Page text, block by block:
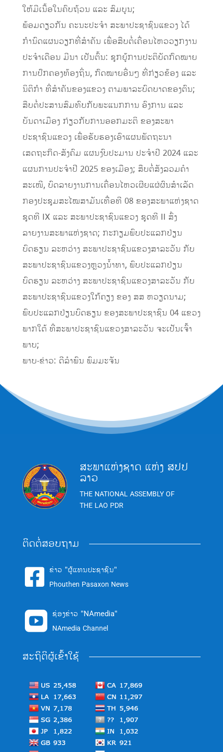
ໃຫ້ມີເນື້ອໃນຄົບຖ້ວນ ແລະ ສົມບູນ;
ພ້ອມດຽວກັນ ຄະນະປະຈໍາ ສະພາປະຊາຊົນແຂວງ ໄດ້
ກຳນົດແຜນວຽກທີ່ສຳຄັນ ເພື່ອສືບຕໍ່ເຄື່ອນໄຫວວຽກງານ
ປະຈໍາເດືອນ ມີນາ ເປັນຕົ້ນ: ຊຸກຍູ້ການປະຕິບັດກົດໝາຍ
ການປົກຄອງທ້ອງຖິ່ນ, ກົດໝາຍອື່ນໆ ທີ່ກ່ຽວຂ້ອງ ແລະ
ນິຕິກໍາ ທີ່ສໍາຄັນຂອງແຂວງ ຕາມພາລະບົດບາດຂອງຕົນ;
ສືບຕໍ່ປະສານສົມທົບກັບພະແນກການ ອົງການ ແລະ
ບັນດາເມືອງ ກ່ຽວກັບການອອກມະຕິ ຂອງສະພາ
ປະຊາຊົນແຂວງ ເພື່ອຮັບຮອງເອົາແຜນພັດຖະນາ
ເສດຖະກິດ-ສັງຄົມ ແຜນງົບປະມານ ປະຈໍາປີ 2024 ແລະ
ແຜນການປະຈໍາປີ 2025 ຂອງເມືອງ; ສືບຕໍ່ສັງລວມຄໍາ
ສະເໜີ, ບົດລາຍງານການເຄື່ອນໄຫວເຜີຍແຜ່ຜົນສໍາເລັດ
ກອງປະຊຸມສະໄໝສາມັນເທື່ອທີ 08 ຂອງສະພາແຫ່ງຊາດ
ຊຸດທີ IX ແລະ ສະພາປະຊາຊົນແຂວງ ຊຸດທີ II ສົ່ງ
ລາຍງານສະພາແຫ່ງຊາດ; ກະກຽມພົບປະແລກປ່ຽນ
ບົດຮຽນ ລະຫວ່າງ ສະພາປະຊາຊົນແຂວງສາລະວັນ ກັບ
ສະພາປະຊາຊົນແຂວງຫຼວງນໍ້າທາ, ພົບປະແລກປ່ຽນ
ບົດຮຽນ ລະຫວ່າງ ສະພາປະຊາຊົນແຂວງສາລະວັນ ກັບ
ສະພາປະຊາຊົນແຂວງໃກ້ຄຽງ ຂອງ ສສ ຫວຽດນາມ;
ພົບປະແລກປ່ຽນບົດຮຽນ ຂອງສະພາປະຊາຊົນ 04 ແຂວງ
ພາກໃຕ້ ທີ່ສະພາປະຊາຊົນແຂວງສາລະວັນ ຈະເປັນເຈົ້າ
ພາບ;
ພາບ-ຂ່າວ: ດີລໍາພົນ ພົມມະຈັນ
ສະພາແຫ່ງຊາດ ແຫ່ງ ສປປ
ລາວ
THE NATIONAL ASSEMBLY OF
THE LAO PDR
ຕິດຕໍ່ສອບຖາມ
 ຂ່າວ "ຜູ້ແທນປະຊາຊົນ"
Phouthen Pasaxon News
 ຊ່ອງຂ່າວ "NAmedia"
NAmedia Channel
ສະຖິຕິຜູ້ເຂົ້າໃຊ້